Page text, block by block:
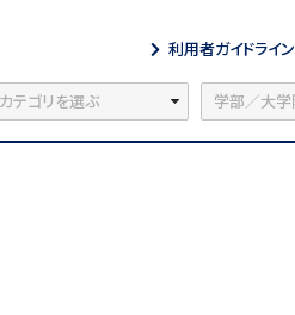
利用者ガイドライン